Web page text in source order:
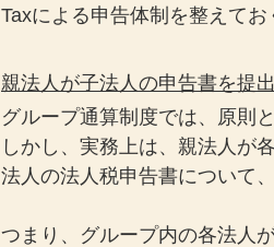
Taxによる申告体制を整えてお
親法人が子法人の申告書を提
グループ通算制度では、原則
しかし、実務上は、親法人が
法人の法人税申告書について
つまり、グループ内の各法人